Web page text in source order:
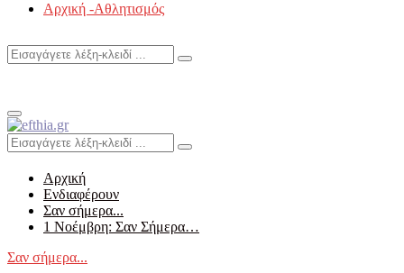
Αρχική -Αθλητισμός
Search
Search
Primary
Menu
Search
for:
Search
Αρχική
Ενδιαφέρουν
Σαν σήμερα...
1 Νοέμβρη: Σαν Σήμερα…
Σαν σήμερα...